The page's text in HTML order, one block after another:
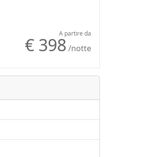
A partire da
€ 398 /notte